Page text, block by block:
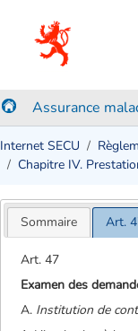
Assurance
Internet SECU
Chapitre IV.
Sommaire Art.
Art. 47
Examen des
A. Institution de